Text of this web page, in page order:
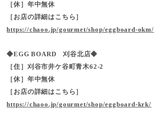
［休］年中無休
［お店の詳細はこちら］
https://chaoo.jp/gourmet/shop/eggboard-okm/
◆EGG BOARD 刈谷北店◆
［住］刈谷市井ケ谷町青木62-2
［休］年中無休
［お店の詳細はこちら］
https://chaoo.jp/gourmet/shop/eggboard-krk/